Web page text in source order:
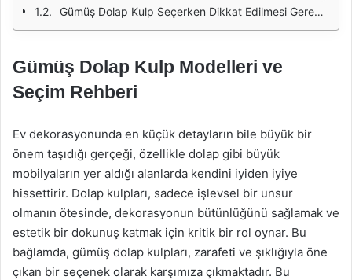
Gümüş Dolap Kulp Seçerken Dikkat Edilmesi Gerekenler
Gümüş Dolap Kulp Modelleri ve
Seçim Rehberi
Ev dekorasyonunda en küçük detayların bile büyük bir
önem taşıdığı gerçeği, özellikle dolap gibi büyük
mobilyaların yer aldığı alanlarda kendini iyiden iyiye
hissettirir. Dolap kulpları, sadece işlevsel bir unsur
olmanın ötesinde, dekorasyonun bütünlüğünü sağlamak ve
estetik bir dokunuş katmak için kritik bir rol oynar. Bu
bağlamda, gümüş dolap kulpları, zarafeti ve şıklığıyla öne
çıkan bir seçenek olarak karşımıza çıkmaktadır. Bu